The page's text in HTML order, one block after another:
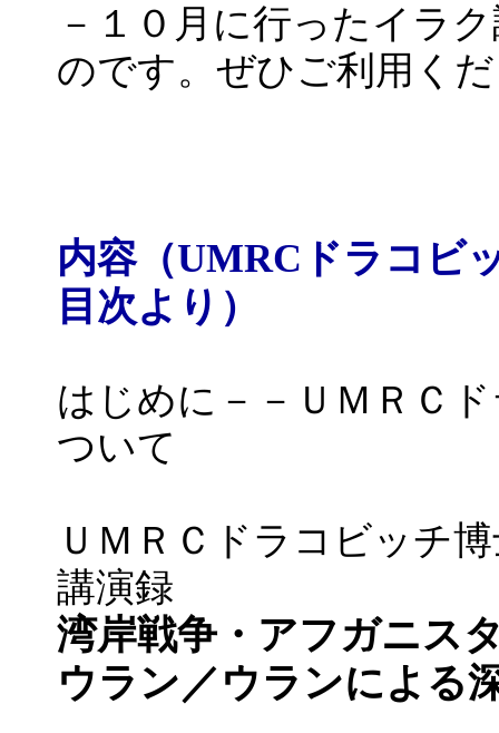
－１０月に行ったイラ
のです。ぜひご利用く
内容（UMRCドラコビ
目次より）
はじめに－－ＵＭＲＣ
ついて
ＵＭＲＣドラコビッチ
講演録
湾岸戦争・アフガニス
ウラン／ウランによる